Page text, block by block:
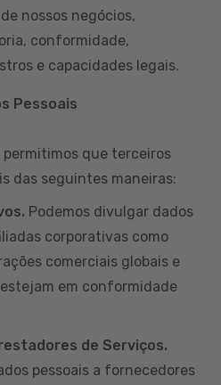
nossos negócios,
conformidade,
e capacidades legais.
Pessoais
permitimos que terceiros
das seguintes maneiras:
Podemos divulgar dados
corporativas como
comerciais globais e
em conformidade
de Serviços.
pessoais a fornecedores